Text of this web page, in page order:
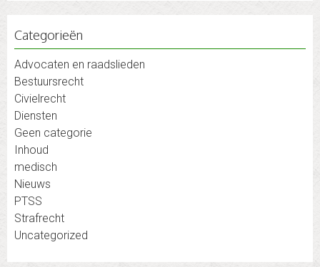
Categorieën
Advocaten en raadslieden
Bestuursrecht
Civielrecht
Diensten
Geen categorie
Inhoud
medisch
Nieuws
PTSS
Strafrecht
Uncategorized